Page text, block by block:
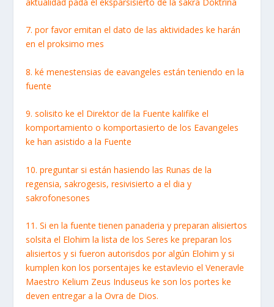
7. por favor emitan el dato de las aktividades ke harán
en el proksimo mes
8. ké menestensias de eavangeles están teniendo en la
fuente
9. solisito ke el Direktor de la Fuente kalifike el
komportamiento o komportasierto de los Eavangeles
ke han asistido a la Fuente
10. preguntar si están hasiendo las Runas de la
regensia, sakrogesis, resivisierto a el dia y
sakrofonesones
11. Si en la fuente tienen panaderia y preparan alisiertos
solsita el Elohim la lista de los Seres ke preparan los
alisiertos y si fueron autorisdos por algún Elohim y si
kumplen kon los porsentajes ke estavlevio el Veneravle
Maestro Kelium Zeus Induseus ke son los portes ke
deven entregar a la Ovra de Dios.